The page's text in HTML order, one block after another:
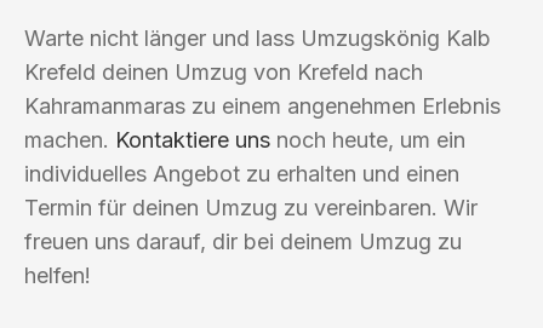
Warte nicht länger und lass Umzugskönig Kalb
Krefeld deinen Umzug von Krefeld nach
Kahramanmaras zu einem angenehmen Erlebnis
machen. Kontaktiere uns noch heute, um ein
individuelles Angebot zu erhalten und einen
Termin für deinen Umzug zu vereinbaren. Wir
freuen uns darauf, dir bei deinem Umzug zu
helfen!